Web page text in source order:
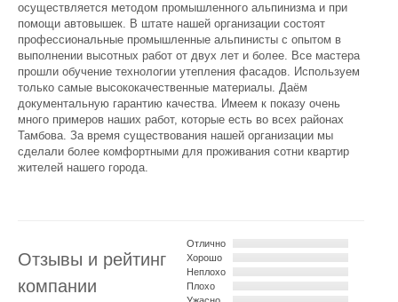
осуществляется методом промышленного альпинизма и при
помощи автовышек. В штате нашей организации состоят
профессиональные промышленные альпинисты с опытом в
выполнении высотных работ от двух лет и более. Все мастера
прошли обучение технологии утепления фасадов. Используем
только самые высококачественные материалы. Даём
документальную гарантию качества. Имеем к показу очень
много примеров наших работ, которые есть во всех районах
Тамбова. За время существования нашей организации мы
сделали более комфортными для проживания сотни квартир
жителей нашего города.
Отлично
Хорошо
Неплохо
Плохо
Отзывы и рейтинг
компании